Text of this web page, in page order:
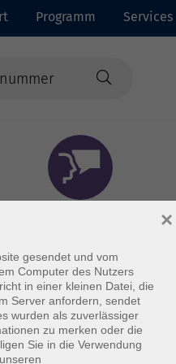
Programm Services
gesendet und vom
Computer des Nutzers
in einer kleinen Datei, die
Server anfordern, sendet
wurden als zuverlässiger
zu merken oder die
Sie in die Verwendung
×